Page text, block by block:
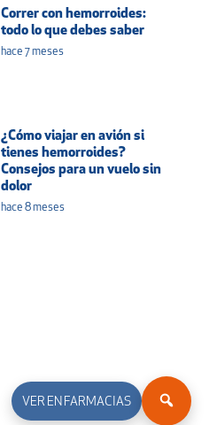
Correr con hemorroides:
todo lo que debes saber
hace 7 meses
¿Cómo viajar en avión si
tienes hemorroides?
Consejos para un vuelo sin
dolor
hace 8 meses
VER EN FARMACIAS